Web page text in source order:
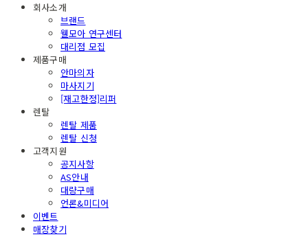
회사소개
브랜드
웰모아 연구센터
대리점 모집
제품구매
안마의자
마사지기
[재고한정]리퍼
렌탈
렌탈 제품
렌탈 신청
고객지원
공지사항
AS안내
대량구매
언론&미디어
이벤트
매장찾기